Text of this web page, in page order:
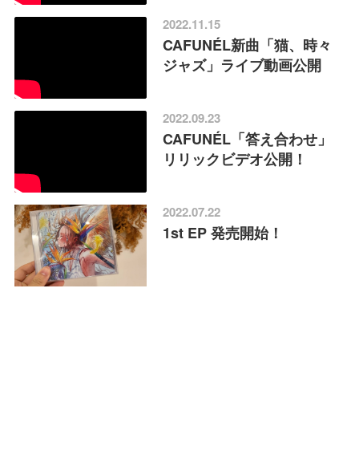
2022.11.15
CAFUNÉL新曲「猫、時々
ジャズ」ライブ動画公開
2022.09.23
CAFUNÉL「答え合わせ」
リリックビデオ公開！
2022.07.22
1st EP 発売開始！